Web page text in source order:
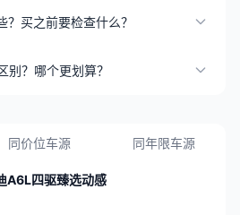
买之前要检查什么？
别？哪个更划算？
同价位车源 同年限车源
A6L四驱臻选动感